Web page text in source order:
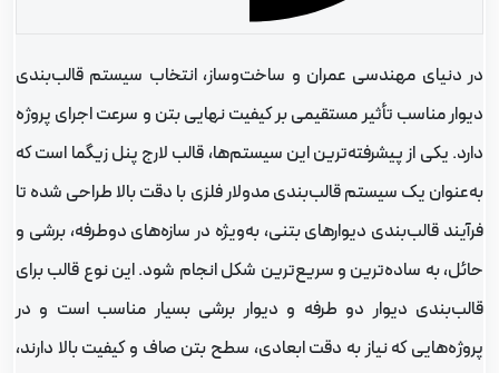
دنیای مهندسی عمران و ساخت‌وساز، انتخاب سیستم قالب‌بندی
مناسب تأثیر مستقیمی بر کیفیت نهایی بتن و سرعت اجرای پروژه
یکی از پیشرفته‌ترین این سیستم‌ها، قالب لارج پنل زیگما است که
یک سیستم قالب‌بندی مدولار فلزی با دقت بالا طراحی شده تا
قالب‌بندی دیوارهای بتنی، به‌ویژه در سازه‌های دوطرفه، برشی و
به ساده‌ترین و سریع‌ترین شکل انجام شود. این نوع قالب برای
دیوار دو طرفه و دیوار برشی بسیار مناسب است و در
که نیاز به دقت ابعادی، سطح بتن صاف و کیفیت بالا دارند،